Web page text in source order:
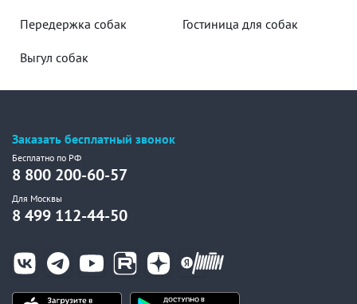
Передержка собак Гостиница для собак
Выгул собак
Заказать бесплатный звонок
Бесплатно по РФ
8 800 200-60-57
Для Москвы
8 499 112-44-50